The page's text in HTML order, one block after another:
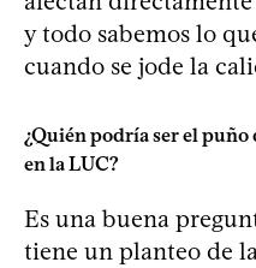
y todo sabemos lo
cuando se jode la
¿Quién podría ser el puño
en la LUC?
Es una buena
tiene un planteo de